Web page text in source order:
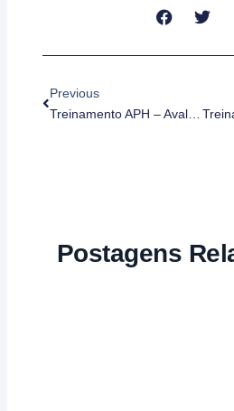
Previous
Treinamento APH – Avaliação Geral De Cena
Postagens